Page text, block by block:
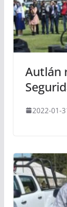
Autlán
2022-01-